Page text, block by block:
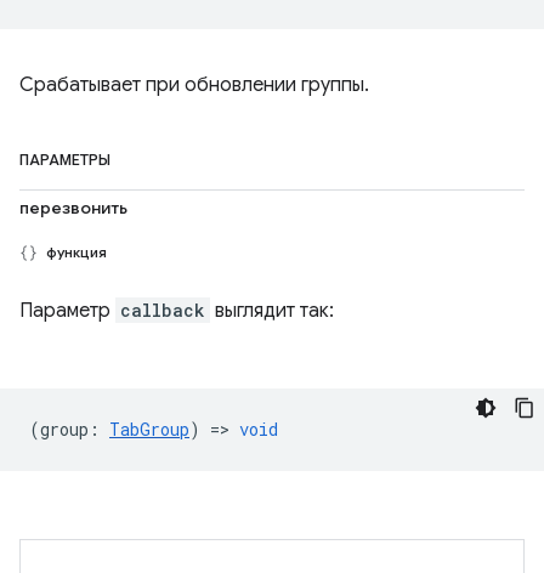
Срабатывает при обновлении группы.
ПАРАМЕТРЫ
перезвонить
функция
Параметр callback выглядит так:
(group : TabGroup) => void